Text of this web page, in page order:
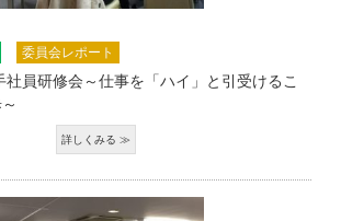
委員会レポート
員研修会～仕事を「ハイ」と引受けるこ